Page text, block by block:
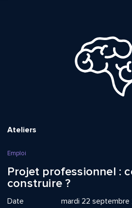
Ateliers
Emploi
Projet professionnel :
construire ?
Date
mardi 22